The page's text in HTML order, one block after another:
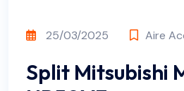
25/03/2025 Aire
Split Mitsubishi